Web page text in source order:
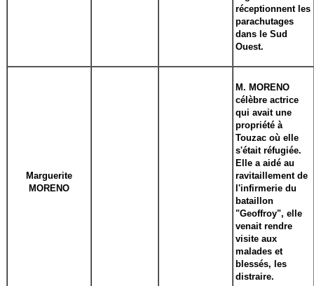
réceptionnent les
parachutages
dans le Sud
Ouest.
Marguerite
MORENO
M. MORENO
célèbre actrice
qui avait une
propriété à
Touzac où elle
s'était réfugiée.
Elle a aidé au
ravitaillement de
l'infirmerie du
bataillon
"Geoffroy", elle
venait rendre
visite aux
malades et
blessés, les
distraire.